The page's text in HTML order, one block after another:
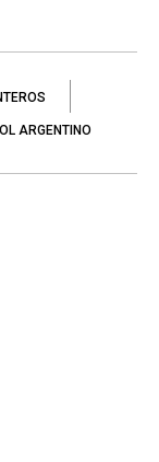
ARGENTINO